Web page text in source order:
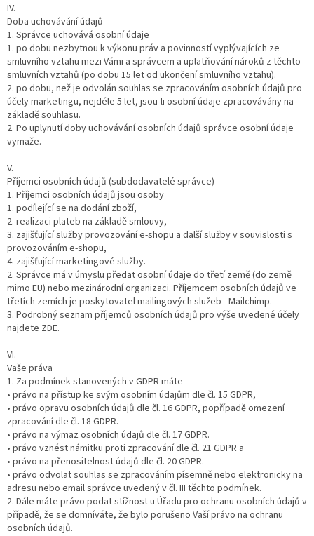
IV.
Doba uchovávání údajů
1. Správce uchovává osobní údaje
1. po dobu nezbytnou k výkonu práv a povinností vyplývajících ze
smluvního vztahu mezi Vámi a správcem a uplatňování nároků z těchto
smluvních vztahů (po dobu 15 let od ukončení smluvního vztahu).
2. po dobu, než je odvolán souhlas se zpracováním osobních údajů pro
účely marketingu, nejdéle 5 let, jsou-li osobní údaje zpracovávány na
základě souhlasu.
2. Po uplynutí doby uchovávání osobních údajů správce osobní údaje
vymaže.
V.
Příjemci osobních údajů (subdodavatelé správce)
1. Příjemci osobních údajů jsou osoby
1. podílející se na dodání zboží,
2. realizaci plateb na základě smlouvy,
3. zajišťující služby provozování e-shopu a další služby v souvislosti s
provozováním e-shopu,
4. zajišťující marketingové služby.
2. Správce má v úmyslu předat osobní údaje do třetí země (do země
mimo EU) nebo mezinárodní organizaci. Příjemcem osobních údajů ve
třetích zemích je poskytovatel mailingových služeb - Mailchimp.
3. Podrobný seznam příjemců osobních údajů pro výše uvedené účely
najdete ZDE.
VI.
Vaše práva
1. Za podmínek stanovených v GDPR máte
• právo na přístup ke svým osobním údajům dle čl. 15 GDPR,
• právo opravu osobních údajů dle čl. 16 GDPR, popřípadě omezení
zpracování dle čl. 18 GDPR.
• právo na výmaz osobních údajů dle čl. 17 GDPR.
• právo vznést námitku proti zpracování dle čl. 21 GDPR a
• právo na přenositelnost údajů dle čl. 20 GDPR.
• právo odvolat souhlas se zpracováním písemně nebo elektronicky na
adresu nebo email správce uvedený v čl. III těchto podmínek.
2. Dále máte právo podat stížnost u Úřadu pro ochranu osobních údajů v
případě, že se domníváte, že bylo porušeno Vaší právo na ochranu
osobních údajů.